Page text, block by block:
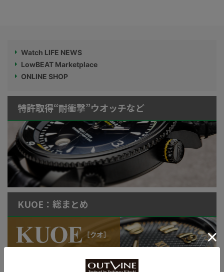
Watch LIFE NEWS
LowBEAT Marketplace
ONLINE SHOP
特許取得“耐衝撃”ウオッチなど
KUOE：総まとめ